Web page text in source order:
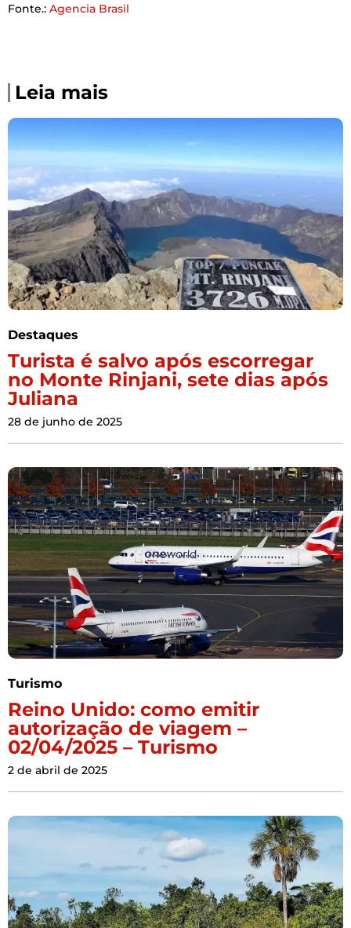
Fonte.: Agencia Brasil
Leia mais
Destaques
Turista é salvo após escorregar
no Monte Rinjani, sete dias após
Juliana
28 de junho de 2025
Turismo
Reino Unido: como emitir
autorização de viagem –
02/04/2025 – Turismo
2 de abril de 2025